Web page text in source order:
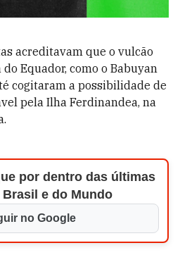
acreditavam que o vulcão
Equador, como o Babuyan
cogitaram a possibilidade de
pela Ilha Ferdinandea, na
por dentro das últimas
e do Mundo
no Google